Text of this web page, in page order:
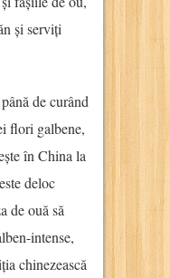
și serviți
de curând
flori galbene,
în China la
deloc
de ouă să
intense,
chinezească